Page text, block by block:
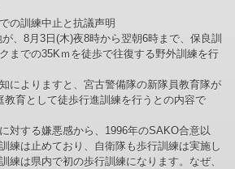
の訓練中止と抗議声明
、8月3日(木)夜8時から翌朝6時まで、保良訓
までの35Kｍを徒歩で往復する野外訓練を行
によりますと、宮古警備隊の新隊員教育隊が
教育として徒歩行進訓練を行うとの内容で
対する嫌悪感から、1996年のSAKO合意以
練は止めており、自衛隊も歩行訓練は実施し
練は県内で初の歩行訓練になります。なぜ、